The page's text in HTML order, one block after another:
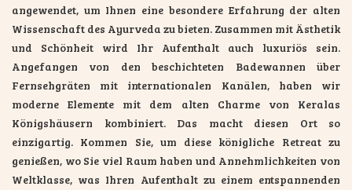
angewendet, um Ihnen eine besondere Erfahrung der alten
Wissenschaft des Ayurveda zu bieten. Zusammen mit Ästhetik
und Schönheit wird Ihr Aufenthalt auch luxuriös sein.
Angefangen von den beschichteten Badewannen über
Fernsehgräten mit internationalen Kanälen, haben wir
moderne Elemente mit dem alten Charme von Keralas
Königshäusern kombiniert. Das macht diesen Ort so
einzigartig. Kommen Sie, um diese königliche Retreat zu
genießen, wo Sie viel Raum haben und Annehmlichkeiten von
Weltklasse, was Ihren Aufenthalt zu einem entspannenden